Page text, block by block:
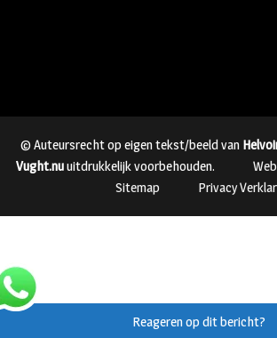
Reageren op dit bericht?
© Auteursrecht op eigen tekst/beeld van
Vught.nuuitdrukkelijk voorbehouden.
Sitemap
Privacy